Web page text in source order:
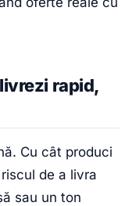
rapid,
Cu cât produci
de a livra
sau un ton